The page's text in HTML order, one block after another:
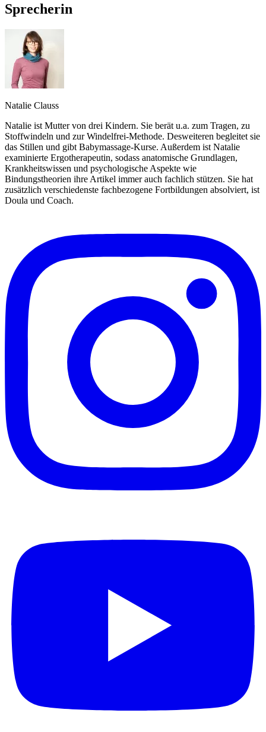
Sprecherin
Natalie Clauss
Natalie ist Mutter von drei Kindern. Sie berät u.a. zum Tragen, zu
Stoffwindeln und zur Windelfrei-Methode. Desweiteren begleitet sie
das Stillen und gibt Babymassage-Kurse. Außerdem ist Natalie
examinierte Ergotherapeutin, sodass anatomische Grundlagen,
Krankheitswissen und psychologische Aspekte wie
Bindungstheorien ihre Artikel immer auch fachlich stützen. Sie hat
zusätzlich verschiedenste fachbezogene Fortbildungen absolviert, ist
Doula und Coach.